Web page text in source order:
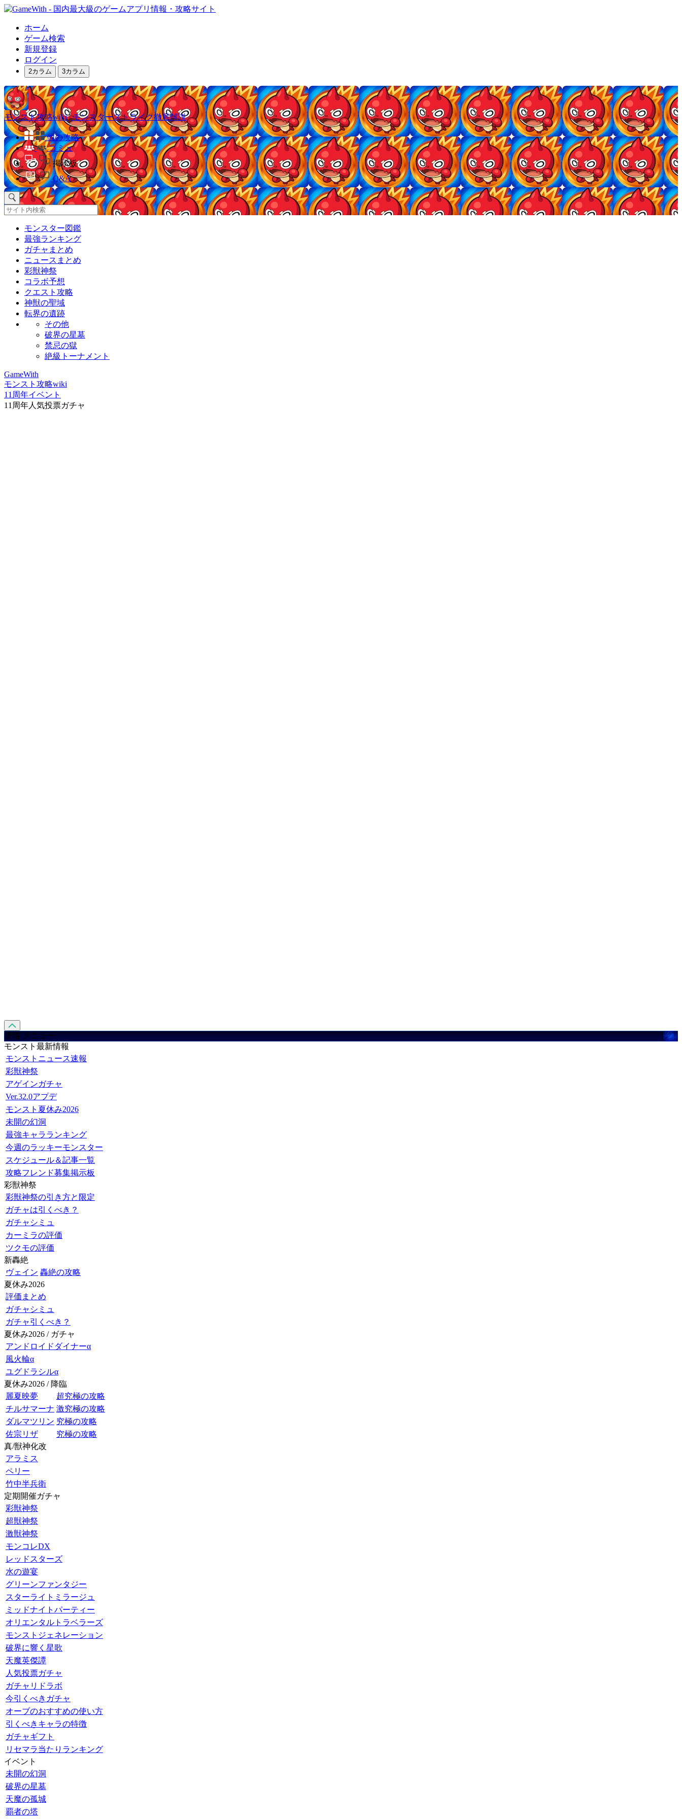
ホーム
ゲーム検索
新規登録
ログイン
2カラム 3カラム
モンスト攻略wiki | モンスターストライク徹底解説
他の攻略
コミュ
掲示板
Q&A
モンスター図鑑
最強ランキング
ガチャまとめ
ニュースまとめ
彩獣神祭
コラボ予想
クエスト攻略
神獣の聖域
転界の遺跡
その他
破界の星墓
禁忌の獄
絶級トーナメント
GameWith
モンスト攻略wiki
11周年イベント
11周年人気投票ガチャ
攻略 メニュー
モンスト最新情報
モンストニュース速報
彩獣神祭
アゲインガチャ
Ver.32.0アプデ
モンスト夏休み2026
未開の幻洞
最強キャラランキング
今週のラッキーモンスター
スケジュール＆記事一覧
攻略フレンド募集掲示板
彩獣神祭
彩獣神祭の引き方と限定
ガチャは引くべき？
ガチャシミュ
カーミラの評価
ツクモの評価
新轟絶
ヴェイン 轟絶の攻略
夏休み2026
評価まとめ
ガチャシミュ
ガチャ引くべき？
夏休み2026 / ガチャ
アンドロイドダイナーα
風火輪α
ユグドラシルα
夏休み2026 / 降臨
麗夏映夢
超究極の攻略
チルサマーナ 激究極の攻略
ダルマツリン 究極の攻略
佐宗リザ
究極の攻略
真/獣神化改
アラミス
ペリー
竹中半兵衛
定期開催ガチャ
彩獣神祭
超獣神祭
激獣神祭
モンコレDX
レッドスターズ
水の遊宴
グリーンファンタジー
スターライトミラージュ
ミッドナイトパーティー
オリエンタルトラベラーズ
モンストジェネレーション
破界に響く星歌
天魔英傑譚
人気投票ガチャ
ガチャリドラボ
今引くべきガチャ
オーブのおすすめの使い方
引くべきキャラの特徴
ガチャギフト
リセマラ当たりランキング
イベント
未開の幻洞
破界の星墓
天魔の孤城
覇者の塔